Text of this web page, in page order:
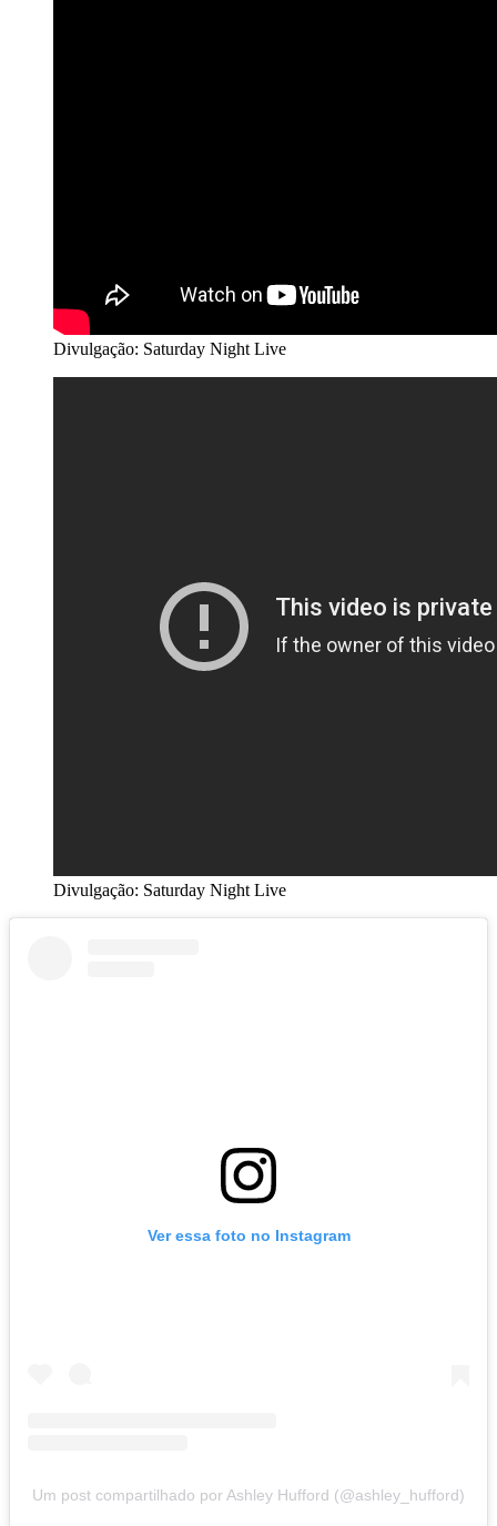
Divulgação: Saturday Night Live
Divulgação: Saturday Night Live
Ver essa foto no Instagram
Um post compartilhado por Ashley Hufford (@ashley_hufford)